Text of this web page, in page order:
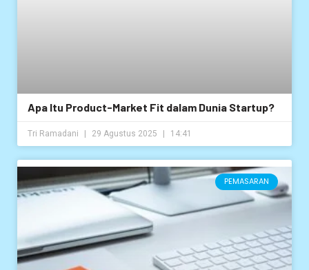
Apa Itu Product-Market Fit dalam Dunia Startup?
Tri Ramadani 29 Agustus 2025 14:41
PEMASARAN